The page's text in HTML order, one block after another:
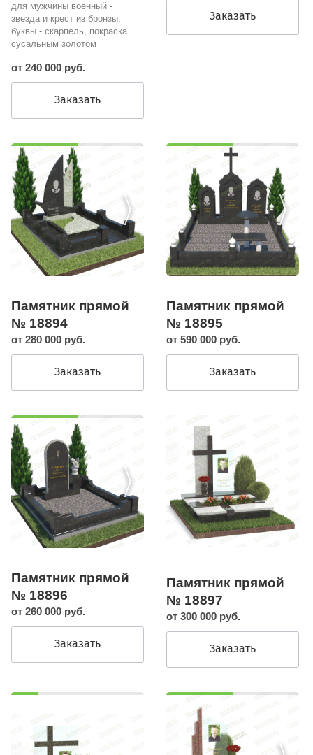
для мужчины военный -
звезда и крест из бронзы,
буквы - скарпель, покраска
сусальным золотом
от 240 000 руб.
Заказать
Заказать
Памятник прямой
№ 18894
от 280 000 руб.
Заказать
Памятник прямой
№ 18895
от 590 000 руб.
Заказать
Памятник прямой
№ 18896
от 260 000 руб.
Заказать
Памятник прямой
№ 18897
от 300 000 руб.
Заказать